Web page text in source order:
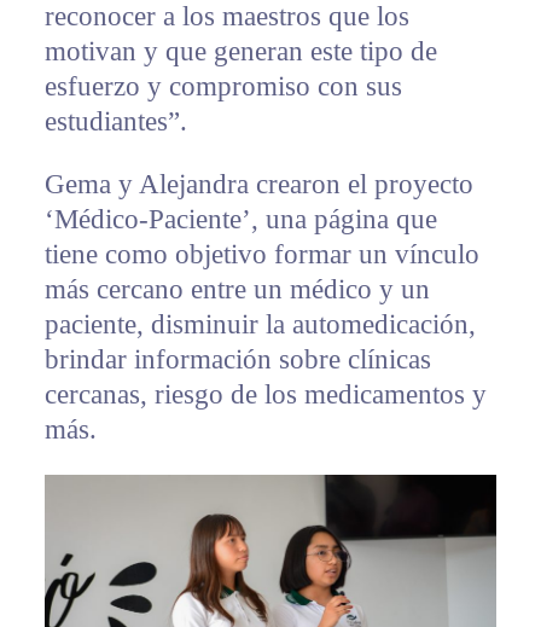
reconocer a los maestros que los
motivan y que generan este tipo de
esfuerzo y compromiso con sus
estudiantes”.
Gema y Alejandra crearon el proyecto
‘Médico-Paciente’, una página que
tiene como objetivo formar un vínculo
más cercano entre un médico y un
paciente, disminuir la automedicación,
brindar información sobre clínicas
cercanas, riesgo de los medicamentos y
más.